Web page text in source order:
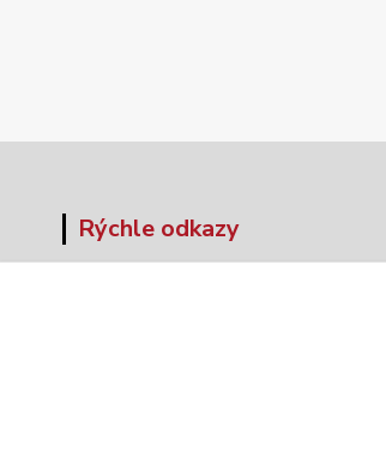
Rýchle odkazy